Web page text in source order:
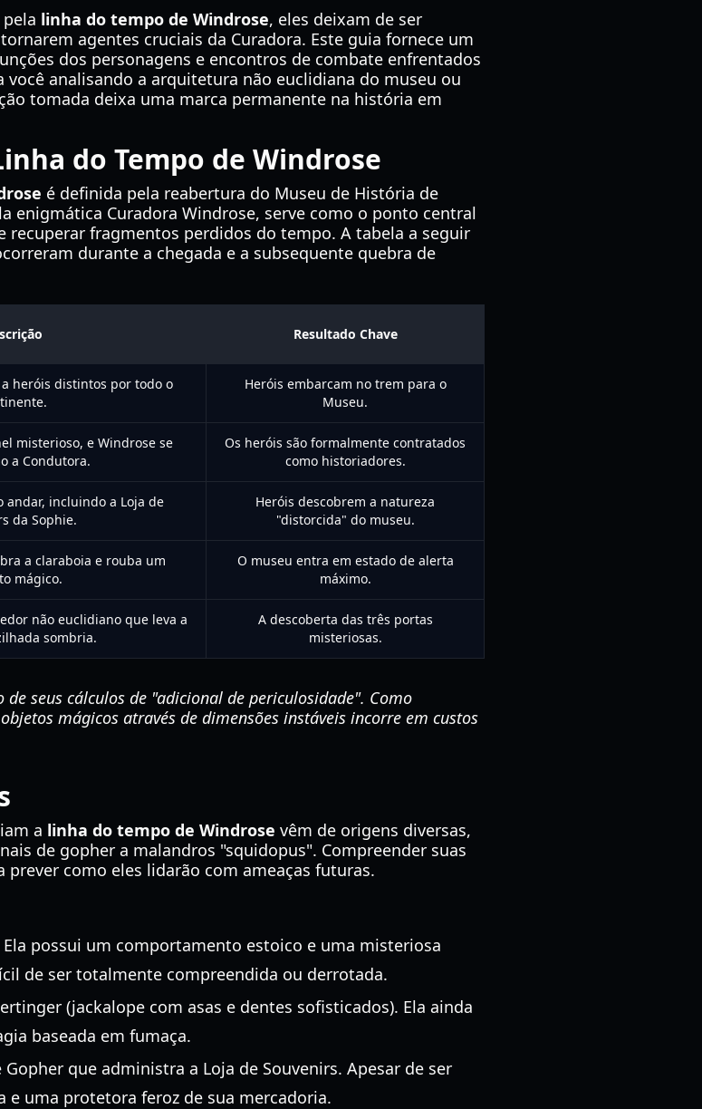
linha do tempo de Windrose, eles deixam de ser
agentes cruciais da Curadora. Este guia fornece um
dos personagens e encontros de combate enfrentados
você analisando a arquitetura não euclidiana do museu ou
tomada deixa uma marca permanente na história em
do Tempo de Windrose
é definida pela reabertura do Museu de História de
enigmática Curadora Windrose, serve como o ponto central
recuperar fragmentos perdidos do tempo. A tabela a seguir
durante a chegada e a subsequente quebra de
Resultado Chave
heróis distintos por todo o
Heróis embarcam no trem para o
Museu.
misterioso, e Windrose se
a Condutora.
Os heróis são formalmente contratados
como historiadores.
andar, incluindo a Loja de
da Sophie.
Heróis descobrem a natureza
"distorcida" do museu.
a claraboia e rouba um
mágico.
O museu entra em estado de alerta
máximo.
não euclidiano que leva a
sombria.
A descoberta das três portas
misteriosas.
seus cálculos de "adicional de periculosidade". Como
mágicos através de dimensões instáveis incorre em custos
a linha do tempo de Windrose vêm de origens diversas,
de gopher a malandros "squidopus". Compreender suas
como eles lidarão com ameaças futuras.
possui um comportamento estoico e uma misteriosa
de ser totalmente compreendida ou derrotada.
(jackalope com asas e dentes sofisticados). Ela ainda
baseada em fumaça.
que administra a Loja de Souvenirs. Apesar de ser
e uma protetora feroz de sua mercadoria.